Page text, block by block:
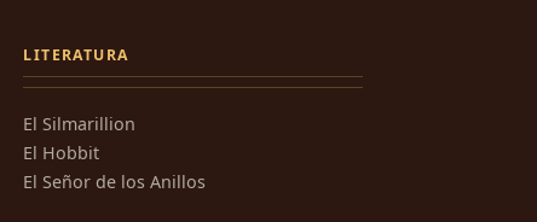
LITERATURA
El Silmarillion
El Hobbit
El Señor de los Anillos